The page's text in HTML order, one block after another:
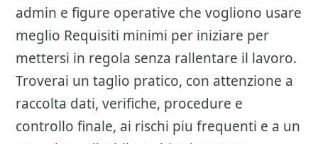
admin e figure operative che vogliono usare
meglio Requisiti minimi per iniziare per
mettersi in regola senza rallentare il lavoro.
Troverai un taglio pratico, con attenzione a
raccolta dati, verifiche, procedure e
controllo finale, ai rischi piu frequenti e a un